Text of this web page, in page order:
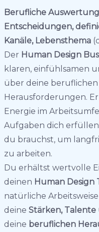
Berufliche
Entscheidungen,
Kanäle, Lebensthema
Der Human Design
klaren, einfühlsamen
über deine
Herausforderungen.
Energie im
Aufgaben dich
du brauchst, um
zu arbeiten.
Du erhältst wertvolle
deinen Human Design
natürliche Arbeitsweise
deine Stärken,
deine beruflichen